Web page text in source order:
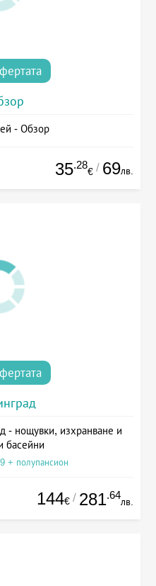
- Обзор
35.28
€ / 69лв.
- нощувки, изхранване и
басейни
+ полупансион
144€ / 281.64
лв.